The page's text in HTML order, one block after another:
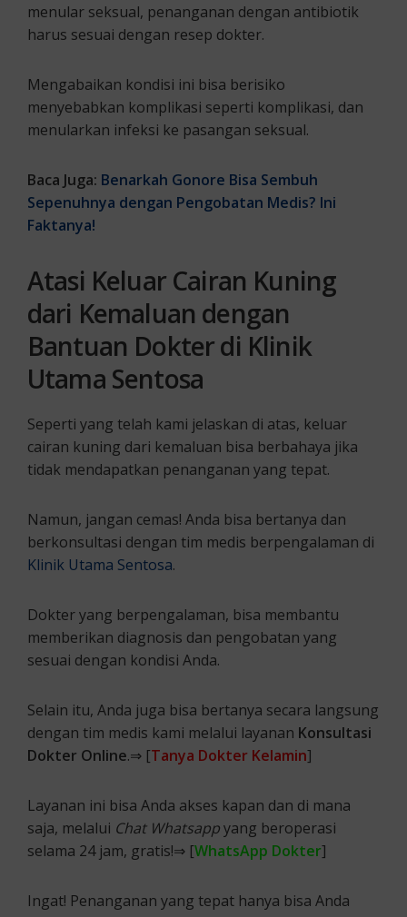
menular seksual, penanganan dengan antibiotik
harus sesuai dengan resep dokter.
Mengabaikan kondisi ini bisa berisiko
menyebabkan komplikasi seperti komplikasi, dan
menularkan infeksi ke pasangan seksual.
Baca Juga: Benarkah Gonore Bisa Sembuh
Sepenuhnya dengan Pengobatan Medis? Ini
Faktanya!
Atasi Keluar Cairan Kuning
dari Kemaluan dengan
Bantuan Dokter di Klinik
Utama Sentosa
Seperti yang telah kami jelaskan di atas, keluar
cairan kuning dari kemaluan bisa berbahaya jika
tidak mendapatkan penanganan yang tepat.
Namun, jangan cemas! Anda bisa bertanya dan
berkonsultasi dengan tim medis berpengalaman di
Klinik Utama Sentosa.
Dokter yang berpengalaman, bisa membantu
memberikan diagnosis dan pengobatan yang
sesuai dengan kondisi Anda.
Selain itu, Anda juga bisa bertanya secara langsung
dengan tim medis kami melalui layanan Konsultasi
Dokter Online.⇒ [Tanya Dokter Kelamin]
Layanan ini bisa Anda akses kapan dan di mana
saja, melalui Chat Whatsappyang beroperasi
selama 24 jam, gratis!⇒ [WhatsApp Dokter]
Ingat! Penanganan yang tepat hanya bisa Anda